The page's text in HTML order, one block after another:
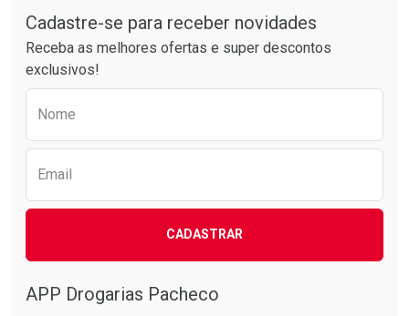
Laboratório
Comprar sem Desconto
Por Menos
Por R$ 30,61/cada
Laboratório
Ativar Desconto
Por Menos
Cadastre-se para receber novidades
Receba as melhores ofertas e super descontos
exclusivos!
Nome
Email
CADASTRAR
APP Drogarias Pacheco